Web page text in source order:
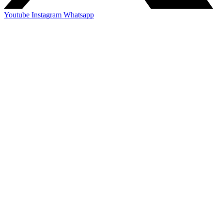
Youtube Instagram Whatsapp